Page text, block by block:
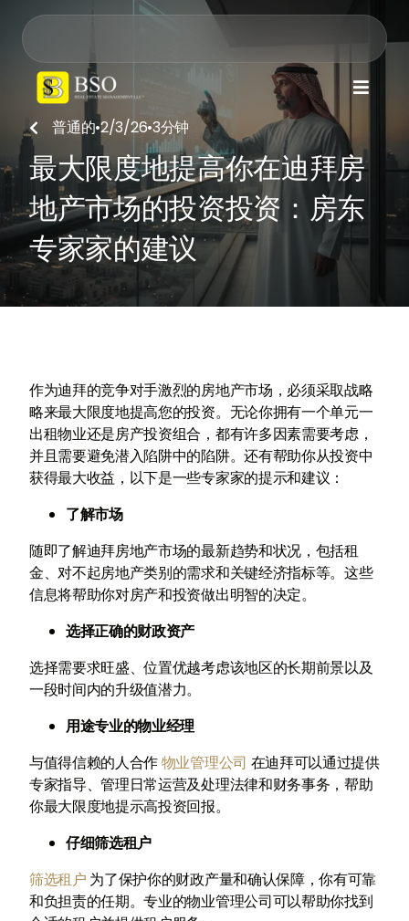

普通的•2/3/26•3分钟
最大限度地提高你在迪拜房
地产市场的投资投资：房东
专家家的建议
作为迪拜的竞争对手激烈的房地产市场，必须采取战略
略来最大限度地提高您的投资。无论你拥有一个单元一
出租物业还是房产投资组合，都有许多因素需要考虑，
并且需要避免潜入陷阱中的陷阱。还有帮助你从投资中
获得最大收益，以下是一些专家家的提示和建议：
了解市场
随即了解迪拜房地产市场的最新趋势和状况，包括租
金、对不起房地产类别的需求和关键经济指标等。这些
信息将帮助你对房产和投资做出明智的决定。
选择正确的财政资产
选择需要求旺盛、位置优越考虑该地区的长期前景以及
一段时间内的升级值潜力。
用途专业的物业经理
与值得信赖的人合作物业管理公司 在迪拜可以通过提供
专家指导、管理日常运营及处理法律和财务事务，帮助
你最大限度地提示高投资回报。
仔细筛选租户
筛选租户 为了保护你的财政产量和确认保障，你有可靠
和负担责的任期。专业的物业管理公司可以帮助你找到